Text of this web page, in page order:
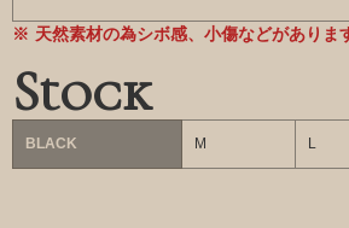
天然素材の為シボ感、小傷などがありま
Stock
BLACK M L